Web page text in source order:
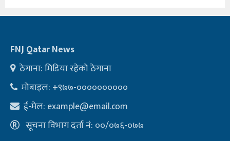
FNJ Qatar News
ठेगाना: मिडिया रहेको ठेगाना
मोबाइल: +९७७-००००००००००
ई-मेल: example@email.com
सूचना विभाग दर्ता नं: ००/०७६-०७७